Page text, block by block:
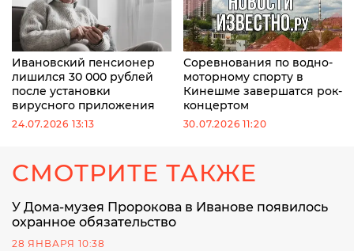
Ивановский пенсионер
лишился 30 000 рублей
после установки
вирусного приложения
24.07.2026 13:13
Соревнования по водно-
моторному спорту в
Кинешме завершатся рок-
концертом
30.07.2026 11:20
СМОТРИТЕ ТАКЖЕ
У Дома-музея Пророкова в Иванове появилось
охранное обязательство
28 ЯНВАРЯ 10:38